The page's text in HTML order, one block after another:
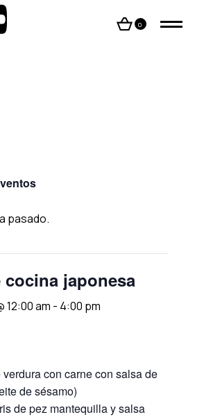
0
pasado.
cocina japonesa
12:00 am - 4:00 pm
verdura con carne con salsa de
de sésamo)
de pez mantequilla y salsa